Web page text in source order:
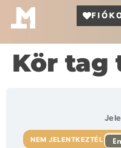
Kör tag
NEM JELENTKEZTÉL